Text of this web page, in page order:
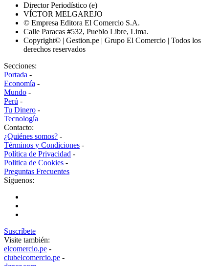
Director Periodístico (e)
VÍCTOR MELGAREJO
© Empresa Editora El Comercio S.A.
Calle Paracas #532, Pueblo Libre, Lima.
Copyright© | Gestion.pe | Grupo El Comercio | Todos los
derechos reservados
Secciones:
Portada -
Economía -
Mundo -
Perú -
Tu Dinero -
Tecnología
Contacto:
¿Quiénes somos? -
Términos y Condiciones -
Política de Privacidad -
Politica de Cookies -
Preguntas Frecuentes
Síguenos:
Suscríbete
Visite también:
elcomercio.pe -
clubelcomercio.pe -